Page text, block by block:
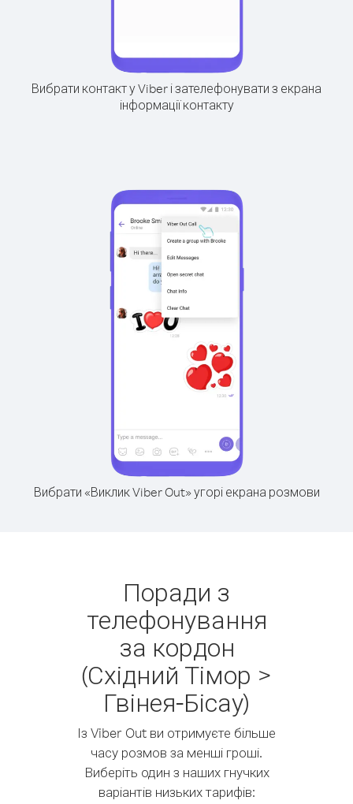
Вибрати контакт у Viber і зателефонувати з екрана
інформації контакту
Вибрати «Виклик Viber Out» угорі екрана розмови
Поради з
телефонування
за кордон
(Східний Тімор >
Гвінея-Бісау)
Із Viber Out ви отримуєте більше
часу розмов за менші гроші.
Виберіть один з наших гнучких
варіантів низьких тарифів: